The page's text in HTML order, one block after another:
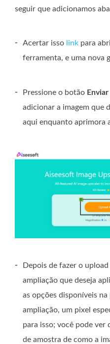
seguir que adicionamos
- Acertar isso link para
ferramenta, e uma nova
- Pressione o botão
adicionar a imagem que
aqui enquanto aprimora
-
Depois de fazer o
ampliação que deseja
as opções disponíveis
ampliação, um pixel
para isso; você pode ver
de amostra de como a